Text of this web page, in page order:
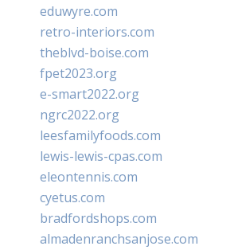
eduwyre.com
retro-interiors.com
theblvd-boise.com
fpet2023.org
e-smart2022.org
ngrc2022.org
leesfamilyfoods.com
lewis-lewis-cpas.com
eleontennis.com
cyetus.com
bradfordshops.com
almadenranchsanjose.com